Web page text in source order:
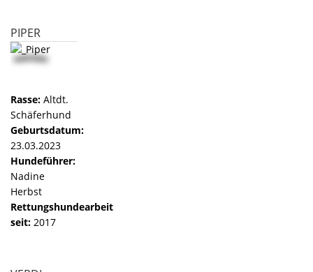
PIPER
Rasse: Altdt.
Schäferhund
Geburtsdatum:
23.03.2023
Hundeführer:
Nadine
Herbst
Rettungshundearbeit
seit: 2017